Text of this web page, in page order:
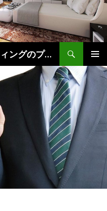
JEB'S STAFF BLOG コーティングのプロが教えるお役立ち情報
メインメ
ニュー